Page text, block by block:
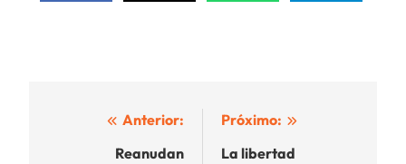
Navegación
Anterior:
Reanudan
Próximo:
La libertad